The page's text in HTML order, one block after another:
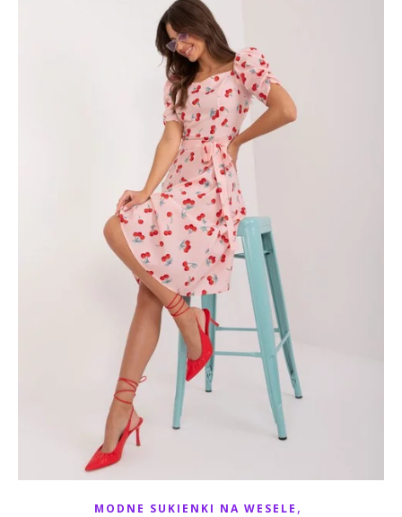
MODNE SUKIENKI NA WESELE ,